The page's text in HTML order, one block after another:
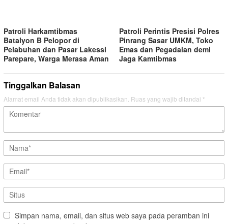
Patroli Harkamtibmas
Batalyon B Pelopor di
Pelabuhan dan Pasar Lakessi
Parepare, Warga Merasa Aman
Patroli Perintis Presisi Polres
Pinrang Sasar UMKM, Toko
Emas dan Pegadaian demi
Jaga Kamtibmas
Tinggalkan Balasan
Alamat email Anda tidak akan dipublikasikan. Ruas yang wajib ditandai *
Simpan nama, email, dan situs web saya pada peramban ini